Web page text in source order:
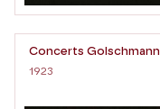
Concerts Golschmann
1923